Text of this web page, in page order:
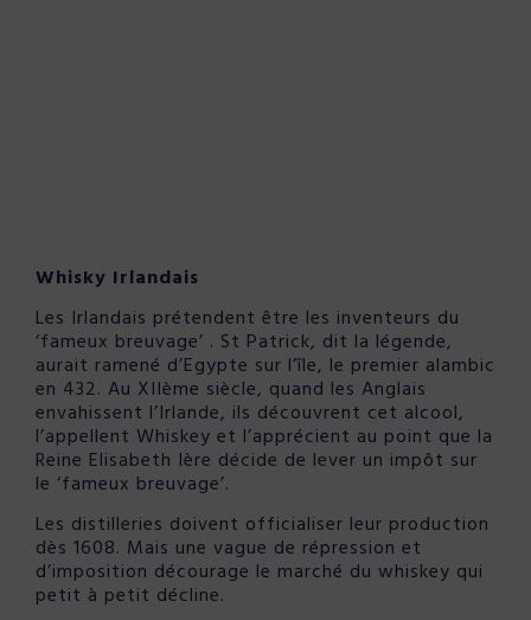
Whisky Irlandais
Les Irlandais prétendent être les inventeurs du
‘fameux breuvage’ . St Patrick, dit la légende,
aurait ramené d’Egypte sur l’île, le premier alambic
en 432. Au XIIème siècle, quand les Anglais
envahissent l’Irlande, ils découvrent cet alcool,
l’appellent Whiskey et l’apprécient au point que la
Reine Elisabeth Ière décide de lever un impôt sur
le ‘fameux breuvage’.
Les distilleries doivent officialiser leur production
dès 1608. Mais une vague de répression et
d’imposition décourage le marché du whiskey qui
petit à petit décline.